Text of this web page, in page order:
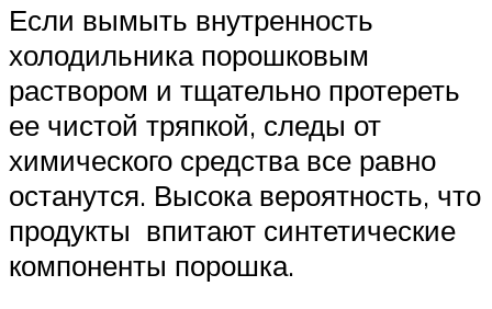
Если вымыть внутренность
холодильника порошковым
раствором и тщательно протереть
ее чистой тряпкой, следы от
химического средства все равно
останутся. Высока вероятность, что
продукты впитают синтетические
компоненты порошка.